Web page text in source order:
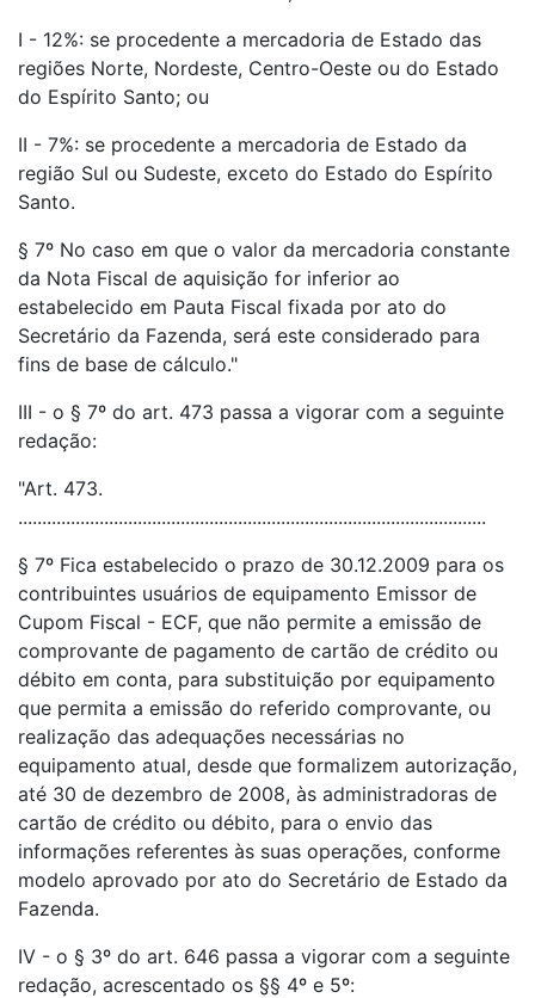
I - 12%: se procedente a mercadoria de Estado das
regiões Norte, Nordeste, Centro-Oeste ou do Estado
do Espírito Santo; ou
II - 7%: se procedente a mercadoria de Estado da
região Sul ou Sudeste, exceto do Estado do Espírito
Santo.
§ 7º No caso em que o valor da mercadoria constante
da Nota Fiscal de aquisição for inferior ao
estabelecido em Pauta Fiscal fixada por ato do
Secretário da Fazenda, será este considerado para
fins de base de cálculo."
III - o § 7º do art. 473 passa a vigorar com a seguinte
redação:
"Art. 473.
..................................................................................................
§ 7º Fica estabelecido o prazo de 30.12.2009 para os
contribuintes usuários de equipamento Emissor de
Cupom Fiscal - ECF, que não permite a emissão de
comprovante de pagamento de cartão de crédito ou
débito em conta, para substituição por equipamento
que permita a emissão do referido comprovante, ou
realização das adequações necessárias no
equipamento atual, desde que formalizem autorização,
até 30 de dezembro de 2008, às administradoras de
cartão de crédito ou débito, para o envio das
informações referentes às suas operações, conforme
modelo aprovado por ato do Secretário de Estado da
Fazenda.
IV - o § 3º do art. 646 passa a vigorar com a seguinte
redação, acrescentado os §§ 4º e 5º: